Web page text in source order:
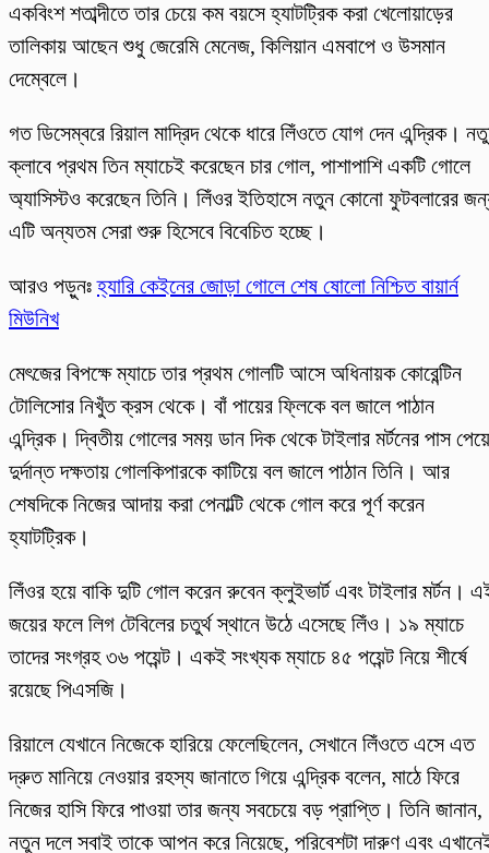
একবিংশ শতাব্দীতে তার চেয়ে কম বয়সে হ্যাটট্রিক করা খেলোয়াড়ের
তালিকায় আছেন শুধু জেরেমি মেনেজ, কিলিয়ান এমবাপে ও উসমান
দেম্বেলে।
গত ডিসেম্বরে রিয়াল মাদ্রিদ থেকে ধারে লিঁওতে যোগ দেন এন্দ্রিক।
ক্লাবে প্রথম তিন ম্যাচেই করেছেন চার গোল, পাশাপাশি একটি গোলে
অ্যাসিস্টও করেছেন তিনি। লিঁওর ইতিহাসে নতুন কোনো ফুটবলারের
এটি অন্যতম সেরা শুরু হিসেবে বিবেচিত হচ্ছে।
আরও পড়ুনঃহ্যারি কেইনের জোড়া গোলে শেষ ষোলো নিশ্চিত বায়ার্ন
মিউনিখ
মেৎজের বিপক্ষে ম্যাচে তার প্রথম গোলটি আসে অধিনায়ক কোরেন্টিন
টোলিসোর নিখুঁত ক্রস থেকে। বাঁ পায়ের ফ্লিকে বল জালে পাঠান
এন্দ্রিক। দ্বিতীয় গোলের সময় ডান দিক থেকে টাইলার মর্টনের পাস পেয়ে
দুর্দান্ত দক্ষতায় গোলকিপারকে কাটিয়ে বল জালে পাঠান তিনি। আর
শেষদিকে নিজের আদায় করা পেনাল্টি থেকে গোল করে পূর্ণ করেন
হ্যাটট্রিক।
লিঁওর হয়ে বাকি দুটি গোল করেন রুবেন ক্লুইভার্ট এবং টাইলার মর্টন।
জয়ের ফলে লিগ টেবিলের চতুর্থ স্থানে উঠে এসেছে লিঁও। ১৯ ম্যাচে
তাদের সংগ্রহ ৩৬ পয়েন্ট। একই সংখ্যক ম্যাচে ৪৫ পয়েন্ট নিয়ে শীর্ষে
রয়েছে পিএসজি।
রিয়ালে যেখানে নিজেকে হারিয়ে ফেলেছিলেন, সেখানে লিঁওতে এসে এত
দ্রুত মানিয়ে নেওয়ার রহস্য জানাতে গিয়ে এন্দ্রিক বলেন, মাঠে ফিরে
নিজের হাসি ফিরে পাওয়া তার জন্য সবচেয়ে বড় প্রাপ্তি। তিনি জানান,
নতুন দলে সবাই তাকে আপন করে নিয়েছে, পরিবেশটা দারুণ এবং